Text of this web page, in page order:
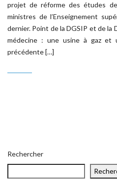
projet de réforme des études
ministres de l’Enseignement
dernier. Point de la DGSIP et de la
médecine : une usine à gaz et
précédente […]
Rechercher